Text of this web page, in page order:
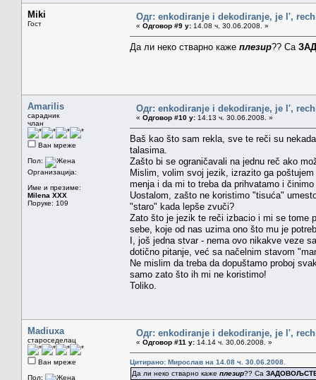
Miki
Гост
Одг: enkodiranje i dekodiranje, je l',
« Одговор #9 у: 14.08 ч. 30.06.2008. »
Да ли неко стварно каже плезир?? Са
Amarilis
сарадник
члан
Ван мреже
Пол:
Организација:
Име и презиме:
Milena XXX
Поруке: 109
Одг: enkodiranje i dekodiranje, je l',
« Одговор #10 у: 14.13 ч. 30.06.2008. »
Baš kao što sam rekla, sve te reči su
talasima.
Zašto bi se ograničavali na jednu reč ako
Mislim, volim svoj jezik, izrazito ga
menja i da mi to treba da prihvatamo i
Uostalom, zašto ne koristimo "tisuća"
"staro" kada lepše zvuči?
Zato što je jezik te reči izbacio i mi se tome
sebe, koje od nas uzima ono što mu je
I, još jedna stvar - nema ovo nikakve veze
dotično pitanje, već sa načelnim stavom
Ne mislim da treba da dopuštamo proboj
samo zato što ih mi ne koristimo!
Toliko.
Madiuxa
староседелац
Ван мреже
Пол:
Одг: enkodiranje i dekodiranje, je l',
« Одговор #11 у: 14.14 ч. 30.06.2008. »
Цитирано: Мирослав на 14.08 ч. 30.06.2008.
Да ли неко стварно каже плезир?? Са